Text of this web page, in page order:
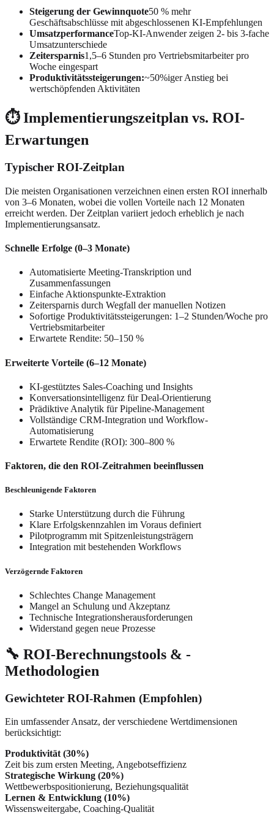
Steigerung der Gewinnquote50 % mehr
Geschäftsabschlüsse mit abgeschlossenen KI-Empfehlungen
UmsatzperformanceTop-KI-Anwender zeigen 2- bis 3-fache
Umsatzunterschiede
Zeitersparnis1,5–6 Stunden pro Vertriebsmitarbeiter pro
Woche eingespart
Produktivitätssteigerungen:~50%iger Anstieg bei
wertschöpfenden Aktivitäten
⏱️ Implementierungszeitplan vs. ROI-
Erwartungen
Typischer ROI-Zeitplan
Die meisten Organisationen verzeichnen einen ersten ROI innerhalb
von 3–6 Monaten, wobei die vollen Vorteile nach 12 Monaten
erreicht werden. Der Zeitplan variiert jedoch erheblich je nach
Implementierungsansatz.
Schnelle Erfolge (0–3 Monate)
Automatisierte Meeting-Transkription und
Zusammenfassungen
Einfache Aktionspunkte-Extraktion
Zeitersparnis durch Wegfall der manuellen Notizen
Sofortige Produktivitätssteigerungen: 1–2 Stunden/Woche pro
Vertriebsmitarbeiter
Erwartete Rendite: 50–150 %
Erweiterte Vorteile (6–12 Monate)
KI-gestütztes Sales-Coaching und Insights
Konversationsintelligenz für Deal-Orientierung
Prädiktive Analytik für Pipeline-Management
Vollständige CRM-Integration und Workflow-
Automatisierung
Erwartete Rendite (ROI): 300–800 %
Faktoren, die den ROI-Zeitrahmen beeinflussen
Beschleunigende Faktoren
Starke Unterstützung durch die Führung
Klare Erfolgskennzahlen im Voraus definiert
Pilotprogramm mit Spitzenleistungsträgern
Integration mit bestehenden Workflows
Verzögernde Faktoren
Schlechtes Change Management
Mangel an Schulung und Akzeptanz
Technische Integrationsherausforderungen
Widerstand gegen neue Prozesse
🔧 ROI-Berechnungstools & -
Methodologien
Gewichteter ROI-Rahmen (Empfohlen)
Ein umfassender Ansatz, der verschiedene Wertdimensionen
berücksichtigt:
Produktivität (30%)
Zeit bis zum ersten Meeting, Angebotseffizienz
Strategische Wirkung (20%)
Wettbewerbspositionierung, Beziehungsqualität
Lernen & Entwicklung (10%)
Wissensweitergabe, Coaching-Qualität